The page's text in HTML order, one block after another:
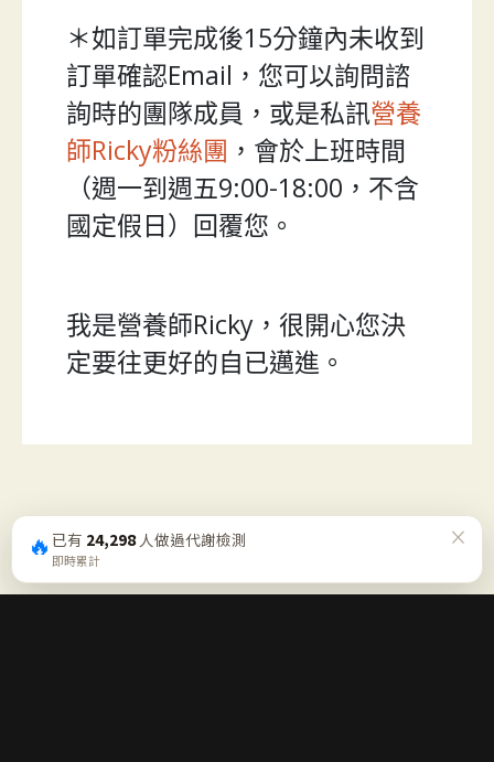
＊如訂單完成後15分鐘內未收到
訂單確認Email，您可以詢問諮
詢時的團隊成員，或是私訊營養
師Ricky粉絲團 ，會於上班時間
（週一到週五9:00-18:00，不含
國定假日）回覆您。
我是營養師Ricky，很開心您決
定要往更好的自已邁進。
🔥 已有 24,298人做過代謝檢測
即時累計
×